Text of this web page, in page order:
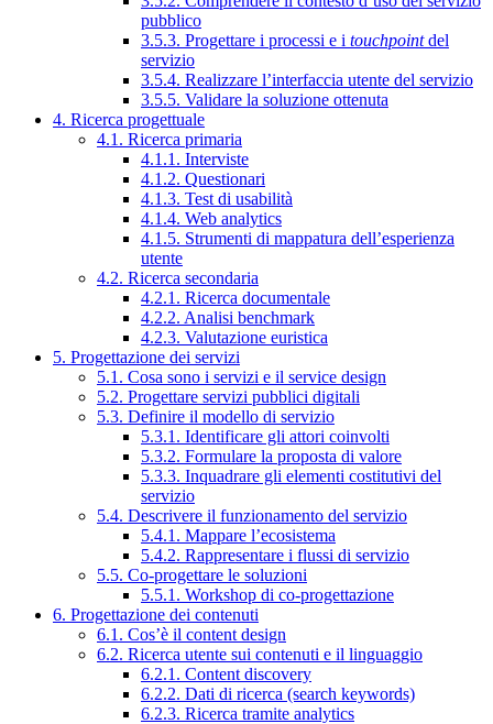
pubblico
3.5.3. Progettare i processi e i touchpointdel
servizio
3.5.4. Realizzare l’interfaccia utente del servizio
3.5.5. Validare la soluzione ottenuta
4. Ricerca progettuale
4.1. Ricerca primaria
4.1.1. Interviste
4.1.2. Questionari
4.1.3. Test di usabilità
4.1.4. Web analytics
4.1.5. Strumenti di mappatura dell’esperienza
utente
4.2. Ricerca secondaria
4.2.1. Ricerca documentale
4.2.2. Analisi benchmark
4.2.3. Valutazione euristica
5. Progettazione dei servizi
5.1. Cosa sono i servizi e il service design
5.2. Progettare servizi pubblici digitali
5.3. Definire il modello di servizio
5.3.1. Identificare gli attori coinvolti
5.3.2. Formulare la proposta di valore
5.3.3. Inquadrare gli elementi costitutivi del
servizio
5.4. Descrivere il funzionamento del servizio
5.4.1. Mappare l’ecosistema
5.4.2. Rappresentare i flussi di servizio
5.5. Co-progettare le soluzioni
5.5.1. Workshop di co-progettazione
6. Progettazione dei contenuti
6.1. Cos’è il content design
6.2. Ricerca utente sui contenuti e il linguaggio
6.2.1. Content discovery
6.2.2. Dati di ricerca (search keywords)
6.2.3. Ricerca tramite analytics